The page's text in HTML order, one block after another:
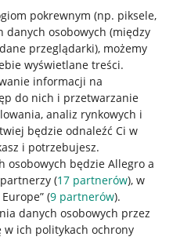
pokrewnym (np. piksele,
danych osobowych (między
przeglądarki), możemy
wyświetlane treści.
informacji na
do nich i przetwarzanie
analiz rynkowych i
będzie odnaleźć Ci w
i potrzebujesz.
osobowych będzie Allegro a
(17 partnerów), w
(9 partnerów).
danych osobowych przez
ich politykach ochrony